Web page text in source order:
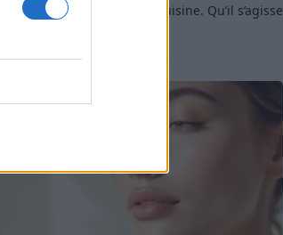
les plus sollicités dans une cuisine. Qu’il s’agisse